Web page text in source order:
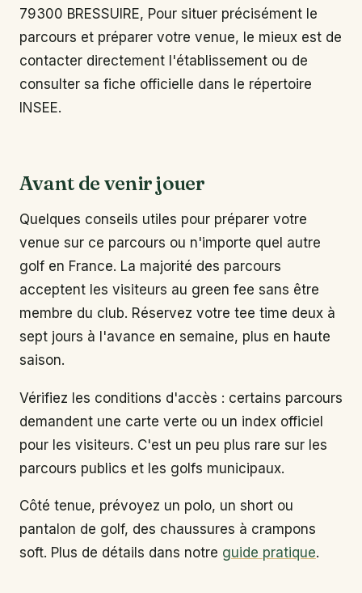
79300 BRESSUIRE, Pour situer précisément le
parcours et préparer votre venue, le mieux est de
contacter directement l'établissement ou de
consulter sa fiche officielle dans le répertoire
INSEE.
Avant de venir jouer
Quelques conseils utiles pour préparer votre
venue sur ce parcours ou n'importe quel autre
golf en France. La majorité des parcours
acceptent les visiteurs au green fee sans être
membre du club. Réservez votre tee time deux à
sept jours à l'avance en semaine, plus en haute
saison.
Vérifiez les conditions d'accès : certains parcours
demandent une carte verte ou un index officiel
pour les visiteurs. C'est un peu plus rare sur les
parcours publics et les golfs municipaux.
Côté tenue, prévoyez un polo, un short ou
pantalon de golf, des chaussures à crampons
soft. Plus de détails dans notre guide pratique.